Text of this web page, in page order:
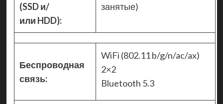
(SSD и/
или HDD):
занятые)
Беспроводная
связь:
WiFi (802.11 b/g/n/ac/ax)
2×2
Bluetooth 5.3